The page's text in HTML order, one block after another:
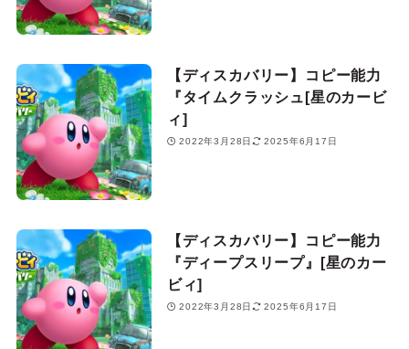
【ディスカバリー】コピー能力
『タイムクラッシュ[星のカービ
ィ]
2022年3月28日 2025年6月17日
【ディスカバリー】コピー能力
『ディープスリープ』[星のカー
ビィ]
2022年3月28日 2025年6月17日